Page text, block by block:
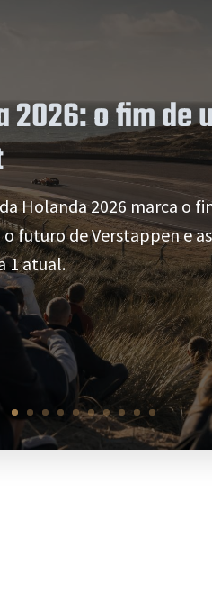
2026: o fim de
Holanda 2026 marca o
futuro de Verstappen e
1 atual.